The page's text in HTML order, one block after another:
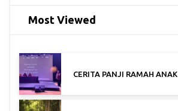
Most Viewed
CERITA PANJI RAMAH ANAK